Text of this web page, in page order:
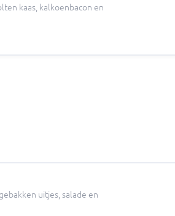
kaas, kalkoenbacon en
uitjes, salade en